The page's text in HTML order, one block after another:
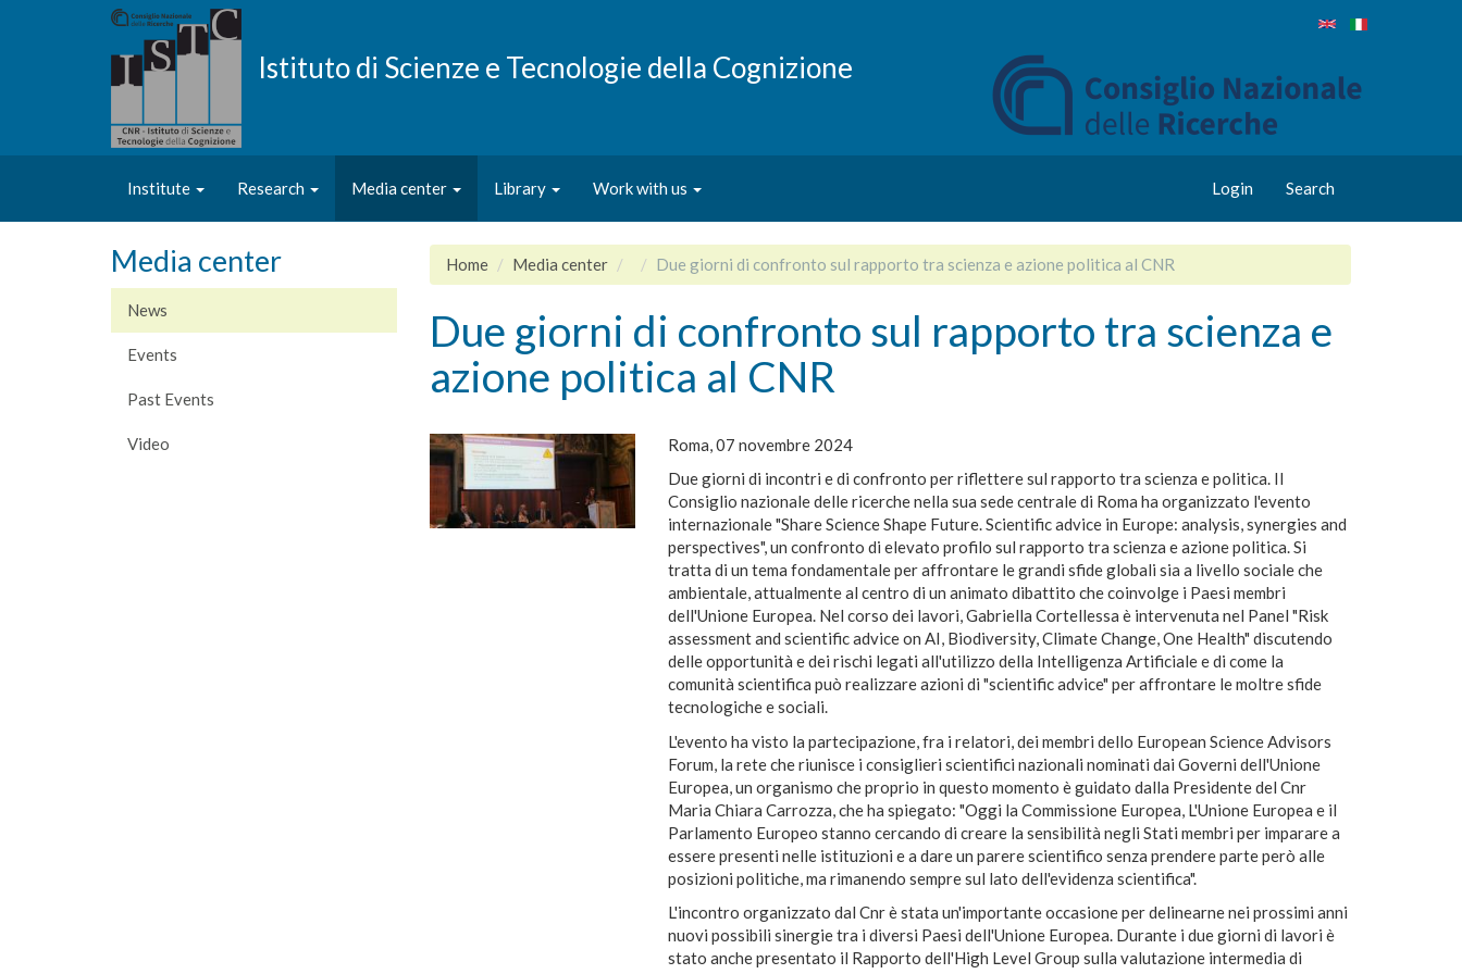
Istituto di Scienze e Tecnologie della Cognizione
Institute Research Media center Library Work with us Login Search
Media center
News
Events
Past Events
Video
Home Media center Due giorni di confronto sul rapporto tra scienza e azione politica al CNR
Due giorni di confronto sul rapporto tra scienza e
azione politica al CNR
Roma, 07 novembre 2024
Due giorni di incontri e di confronto per riflettere sul rapporto tra scienza e politica. Il
Consiglio nazionale delle ricerche nella sua sede centrale di Roma ha organizzato l'evento
internazionale "Share Science Shape Future. Scientific advice in Europe: analysis, synergies and
perspectives", un confronto di elevato profilo sul rapporto tra scienza e azione politica. Si
tratta di un tema fondamentale per affrontare le grandi sfide globali sia a livello sociale che
ambientale, attualmente al centro di un animato dibattito che coinvolge i Paesi membri
dell'Unione Europea. Nel corso dei lavori, Gabriella Cortellessa è intervenuta nel Panel "Risk
assessment and scientific advice on AI, Biodiversity, Climate Change, One Health" discutendo
delle opportunità e dei rischi legati all'utilizzo della Intelligenza Artificiale e di come la
comunità scientifica può realizzare azioni di "scientific advice" per affrontare le moltre sfide
tecnologiche e sociali.
L'evento ha visto la partecipazione, fra i relatori, dei membri dello European Science Advisors
Forum, la rete che riunisce i consiglieri scientifici nazionali nominati dai Governi dell'Unione
Europea, un organismo che proprio in questo momento è guidato dalla Presidente del Cnr
Maria Chiara Carrozza, che ha spiegato: "Oggi la Commissione Europea, L'Unione Europea e il
Parlamento Europeo stanno cercando di creare la sensibilità negli Stati membri per imparare a
essere presenti nelle istituzioni e a dare un parere scientifico senza prendere parte però alle
posizioni politiche, ma rimanendo sempre sul lato dell'evidenza scientifica".
L'incontro organizzato dal Cnr è stata un'importante occasione per delinearne nei prossimi anni
nuovi possibili sinergie tra i diversi Paesi dell'Unione Europea. Durante i due giorni di lavori è
stato anche presentato il Rapporto dell'High Level Group sulla valutazione intermedia di